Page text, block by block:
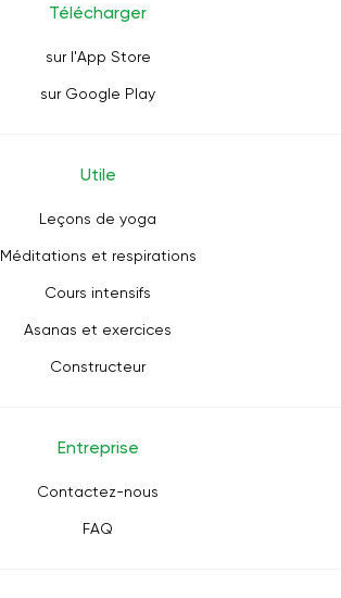
Télécharger
sur l'App Store
sur Google Play
Utile
Leçons de yoga
Méditations et respirations
Cours intensifs
Asanas et exercices
Constructeur
Entreprise
Contactez-nous
FAQ